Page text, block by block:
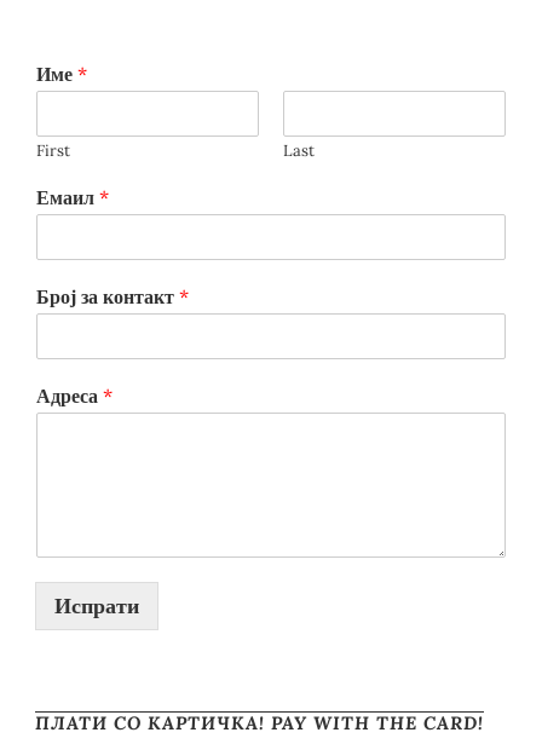
Име *
First Last
Емаил *
Број за контакт *
Адреса *
Испрати
ПЛАТИ СО КАРТИЧКА! PAY WITH THE CARD!